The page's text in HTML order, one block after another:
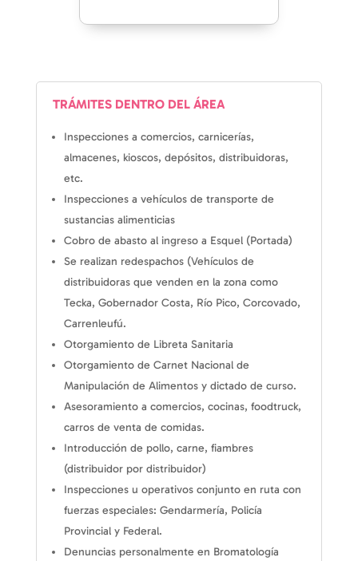
TRÁMITES DENTRO DEL ÁREA
Inspecciones a comercios, carnicerías,
almacenes, kioscos, depósitos, distribuidoras,
etc.
Inspecciones a vehículos de transporte de
sustancias alimenticias
Cobro de abasto al ingreso a Esquel (Portada)
Se realizan redespachos (Vehículos de
distribuidoras que venden en la zona como
Tecka, Gobernador Costa, Río Pico, Corcovado,
Carrenleufú.
Otorgamiento de Libreta Sanitaria
Otorgamiento de Carnet Nacional de
Manipulación de Alimentos y dictado de curso.
Asesoramiento a comercios, cocinas, foodtruck,
carros de venta de comidas.
Introducción de pollo, carne, fiambres
(distribuidor por distribuidor)
Inspecciones u operativos conjunto en ruta con
fuerzas especiales: Gendarmería, Policía
Provincial y Federal.
Denuncias personalmente en Bromatología